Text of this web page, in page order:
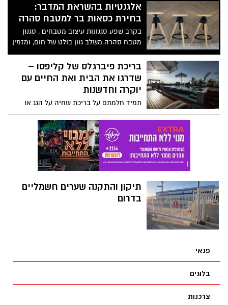
אלגנטיות בהשראת המדבר:
בחירת כסאות בר למטבח סהרה
בקרב שפע סגנונות עיצוב מטבחים , סגנון
מטבח סהרה משלב גוון בולט של חום, ומזמין
את השלווה המהפנטת של המדבר לבית
המודרני. סגנון ייחודי זה מדגיש יופי טבעי,
פשטות ויוצר מרחב שלו המאפשר יצירתיות
המושלם בהשראת סהרה הוא בחירת כיסאות
הבר. אלה לא רק מושבים; הם פריטי הצהרה
שמשלבים צורה ופונקציה, ומדגישים את
האסתטיקה תוך מתן פתרונות ישיבה מעשיים.
בריכת פיברגלס של קליפסו –
שדרגו את הבית ואת החיים עם
יוקרה וחדשנות
תמיד חלמתם על בריכת שחיה על הגג או
בחצר? מרגישים שיש לכם הכל ורק בריכת
שחיה תשדרג את רמת החיים שלכם?
תיקון והתקנה שערים חשמליים
בדרום
פנאי
בלוגים
צרכנות